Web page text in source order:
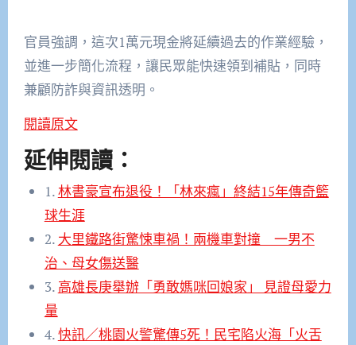
官員強調，這次1萬元現金將延續過去的作業經驗，
並進一步簡化流程，讓民眾能快速領到補貼，同時
兼顧防詐與資訊透明。
閱讀原文
延伸閱讀：
1.林書豪宣布退役！「林來瘋」終結15年傳奇籃
球生涯
2. 大里鐵路街驚悚車禍！兩機車對撞 一男不
治、母女傷送醫
3. 高雄長庚舉辦「勇敢媽咪回娘家」 見證母愛力
量
4.快訊／桃園火警驚傳5死！民宅陷火海「火舌